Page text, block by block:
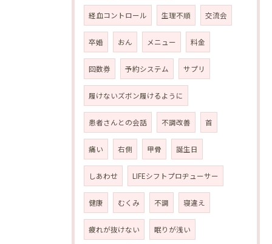
経血コントロール 生理不順 交流会
卒婚 おん メニュー 料金
回数券 予約システム サプリ
履けないズボン履けるように
患者さんとの会話 不調改善 首
痛い 右側 甲骨 誕生日
しあわせ LIFEシフトプロヂューサー
健康 むくみ 不調 寝違え
疲れが抜けない 眠りが浅い